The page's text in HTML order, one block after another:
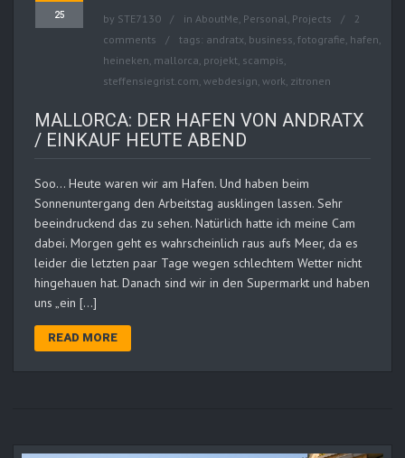
25 by STE7130 in AboutMe Personal Projects
2
comments
tags: andratx business fotografie hafen
heineken mallorca projekt scampis
steffensiegrist.com webdesign work zitronen
MALLORCA: DER HAFEN VON ANDRATX
/ EINKAUF HEUTE ABEND
Soo… Heute waren wir am Hafen. Und haben beim
Sonnenuntergang den Arbeitstag ausklingen lassen. Sehr
beeindruckend das zu sehen. Natürlich hatte ich meine Cam
dabei. Morgen geht es wahrscheinlich raus aufs Meer, da es
leider die letzten paar Tage wegen schlechtem Wetter nicht
hingehauen hat. Danach sind wir in den Supermarkt und haben
uns „ein […]
READ MORE